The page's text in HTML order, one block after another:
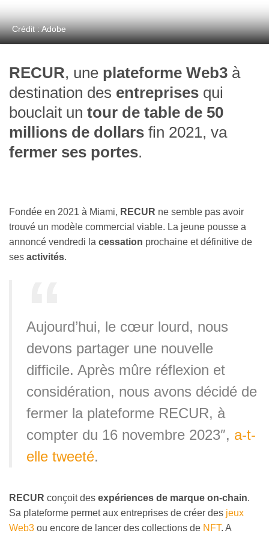
Crédit : Adobe
RECUR, une plateforme Web3 à
destination des entreprises qui
bouclait un tour de table de 50
millions de dollars fin 2021, va
fermer ses portes.
Fondée en 2021 à Miami, RECUR ne semble pas avoir
trouvé un modèle commercial viable. La jeune pousse a
annoncé vendredi la cessation prochaine et définitive de
ses activités.
Aujourd’hui, le cœur lourd, nous
devons partager une nouvelle
difficile. Après mûre réflexion et
considération, nous avons décidé de
fermer la plateforme RECUR, à
compter du 16 novembre 2023″, a-t-
elle tweeté.
RECUR conçoit des expériences de marque on-chain.
Sa plateforme permet aux entreprises de créer des jeux
Web3 ou encore de lancer des collections de NFT. A